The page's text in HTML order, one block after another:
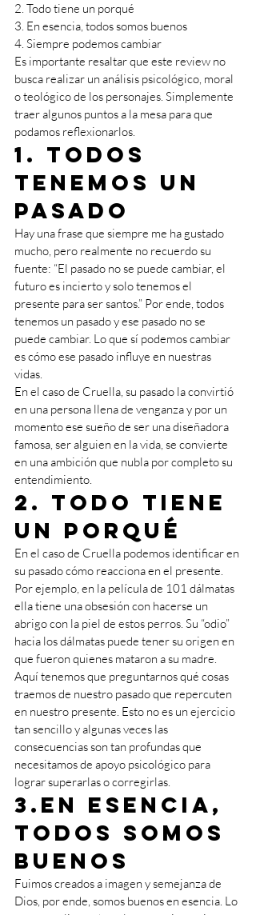
2. Todo tiene un porqué
3. En esencia, todos somos buenos
4. Siempre podemos cambiar
Es importante resaltar que este review no
busca realizar un análisis psicológico, moral
o teológico de los personajes. Simplemente
traer algunos puntos a la mesa para que
podamos reflexionarlos.
1. Todos
tenemos un
pasado
Hay una frase que siempre me ha gustado
mucho, pero realmente no recuerdo su
fuente: “El pasado no se puede cambiar, el
futuro es incierto y solo tenemos el
presente para ser santos.” Por ende, todos
tenemos un pasado y ese pasado no se
puede cambiar. Lo que sí podemos cambiar
es cómo ese pasado influye en nuestras
vidas.
En el caso de Cruella, su pasado la convirtió
en una persona llena de venganza y por un
momento ese sueño de ser una diseñadora
famosa, ser alguien en la vida, se convierte
en una ambición que nubla por completo su
entendimiento.
2. Todo tiene
un porqué
En el caso de Cruella podemos identificar en
su pasado cómo reacciona en el presente.
Por ejemplo, en la película de 101 dálmatas
ella tiene una obsesión con hacerse un
abrigo con la piel de estos perros. Su “odio”
hacia los dálmatas puede tener su origen en
que fueron quienes mataron a su madre.
Aquí tenemos que preguntarnos qué cosas
traemos de nuestro pasado que repercuten
en nuestro presente. Esto no es un ejercicio
tan sencillo y algunas veces las
consecuencias son tan profundas que
necesitamos de apoyo psicológico para
lograr superarlas o corregirlas.
3.En esencia,
todos somos
buenos
Fuimos creados a imagen y semejanza de
Dios, por ende, somos buenos en esencia. Lo